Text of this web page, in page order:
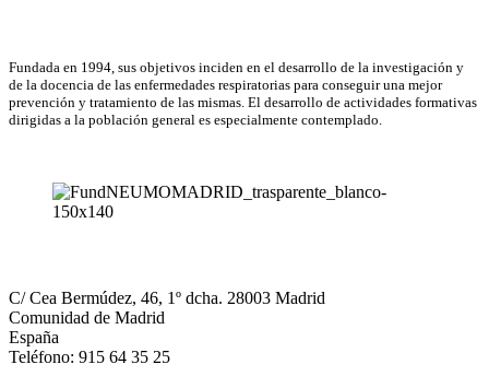
Fundada en 1994, sus objetivos inciden en el desarrollo de la investigación y
de la docencia de las enfermedades respiratorias para conseguir una mejor
prevención y tratamiento de las mismas. El desarrollo de actividades formativas
dirigidas a la población general es especialmente contemplado.
C/ Cea Bermúdez, 46, 1º dcha. 28003 Madrid
Comunidad de Madrid
España
Teléfono: 915 64 35 25